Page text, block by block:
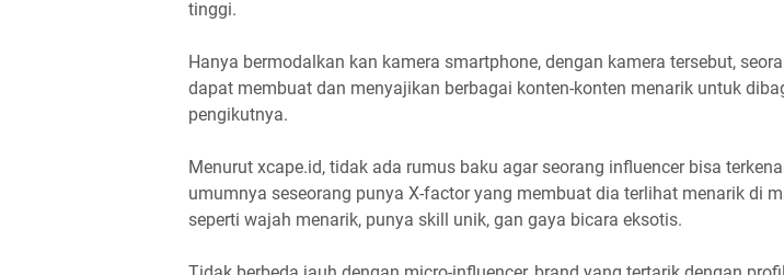
tinggi.
Hanya bermodalkan kan kamera smartphone, dengan kamera tersebut,
dapat membuat dan menyajikan berbagai konten-konten menarik untuk
pengikutnya.
Menurut xcape.id, tidak ada rumus baku agar seorang influencer bisa
umumnya seseorang punya X-factor yang membuat dia terlihat menarik di
seperti wajah menarik, punya skill unik, gan gaya bicara eksotis.